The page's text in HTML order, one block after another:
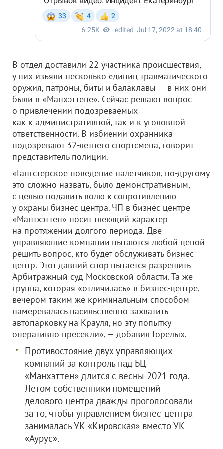
В отдел доставили 22 участника происшествия,
у них изъяли несколько единиц травматического
оружия, патроны, биты и балаклавы — в них они
были в «Манхэттене». Сейчас решают вопрос
о привлечении подозреваемых
как к административной, так и к уголовной
ответственности. В избиении охранника
подозревают 32-летнего спортсмена, говорит
представитель полиции.
«Гангстерское поведение налетчиков, по-другому
это сложно назвать, было демонстративным,
с целью подавить волю к сопротивлению
у охраны бизнес-центра. ЧП в бизнес-центре
«Мантхэттен» носит тлеющий характер
на протяжении долгого периода. Две
управляющие компании пытаются любой ценой
решить вопрос, кто будет обслуживать бизнес-
центр. Этот давний спор пытается разрешить
Арбитражный суд Московской области. Та же
группа, которая «отличилась» в бизнес-центре,
вечером таким же криминальным способом
намеревалась насильственно захватить
автопарковку на Крауля, но эту попытку
оперативно пресекли», — добавил Горелых.
Противостояние двух управляющих
компаний за контроль над БЦ
«Манхэттен» длится с весны 2021 года.
Летом собственники помещений
делового центра дважды проголосовали
за то, чтобы управлением бизнес-центра
занималась УК «Кировская» вместо УК
«Аурус».